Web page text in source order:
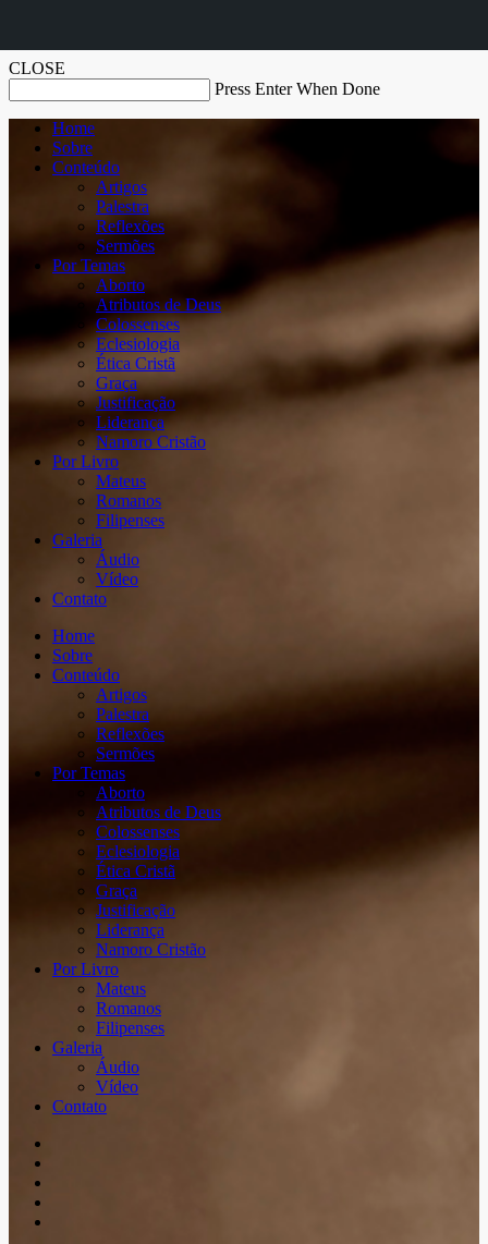
CLOSE
Press Enter When Done
Home
Sobre
Conteúdo
Artigos
Palestra
Reflexões
Sermões
Por Temas
Aborto
Atributos de Deus
Colossenses
Eclesiologia
Ética Cristã
Graça
Justificação
Liderança
Namoro Cristão
Por Livro
Mateus
Romanos
Filipenses
Galeria
Áudio
Vídeo
Contato
Home
Sobre
Conteúdo
Artigos
Palestra
Reflexões
Sermões
Por Temas
Aborto
Atributos de Deus
Colossenses
Eclesiologia
Ética Cristã
Graça
Justificação
Liderança
Namoro Cristão
Por Livro
Mateus
Romanos
Filipenses
Galeria
Áudio
Vídeo
Contato